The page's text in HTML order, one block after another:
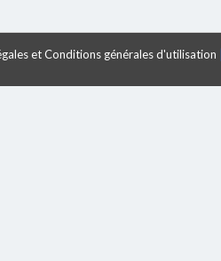
et Conditions générales d'utilisation